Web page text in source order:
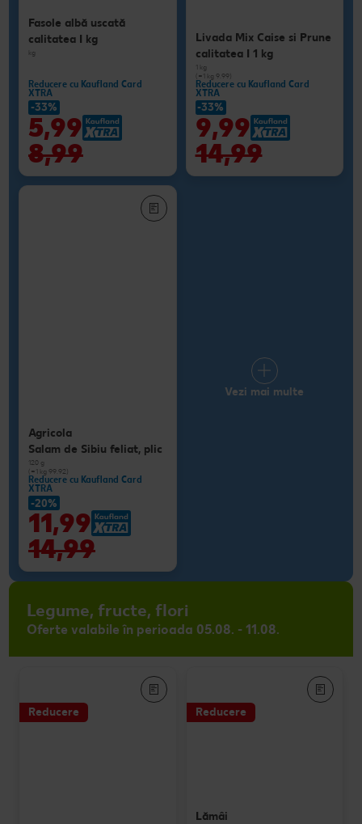
Fasole albă uscată
calitatea I kg
kg
Reducere cu Kaufland Card
XTRA
-33%
5,99
8,99
Livada Mix Caise si Prune
calitatea I 1 kg
1 kg
(=1 kg 9.99)
Reducere cu Kaufland Card
XTRA
-33%
9,99
14,99
Agricola
Salam de Sibiu feliat, plic
120 g
(=1 kg 99.92)
Reducere cu Kaufland Card
XTRA
-20%
11,99
14,99
Vezi mai multe
Legume, fructe, flori
Oferte valabile în perioada 05.08. - 11.08.
Reducere Reducere
Lămâi